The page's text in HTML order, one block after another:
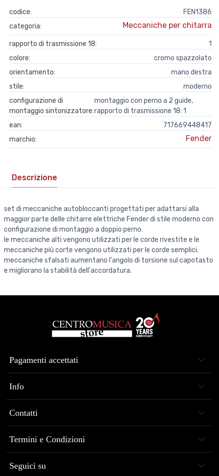
codice:
FEN1386
categoria:
Meccaniche per chitarra
rapporto di trasmissione 18:
1
colore:
cromo spazzolato
orientamento:
mano destra
stile:
moderno
configurazione di
montaggio sintonizzatore:
montaggio con perno a 2 guide,
rapporto di trasmissione 18: 1
ean:
717669448417
marchio:
Fender
Descrizione
set di meccaniche autobloccanti progettati per adattarsi alla
maggior parte delle chitarre elettriche Fender di stile moderno con
configurazione di montaggio a doppio perno.
le meccaniche alti vengono utilizzati per le corde rivestite e le
meccaniche più corte vengono utilizzati per le corde semplici.
meccaniche sfalsati aumentano l'angolo di torsione sul capotasto
e migliorano la stabilità dell'accordatura.
Pagamenti accettati
Info
Contatti
Termini e Condizioni
Seguici su